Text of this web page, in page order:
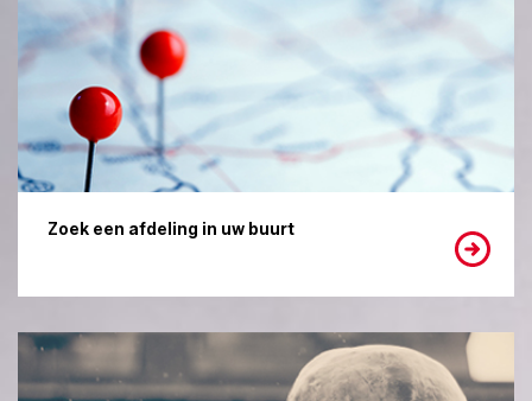
Zoek een afdeling in uw buurt